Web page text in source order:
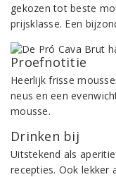
gekozen tot beste
prijsklasse. Een
Proefnotitie
Heerlijk frisse
neus en een
mousse.
Drinken bij
Uitstekend als
recepties. Ook lekker